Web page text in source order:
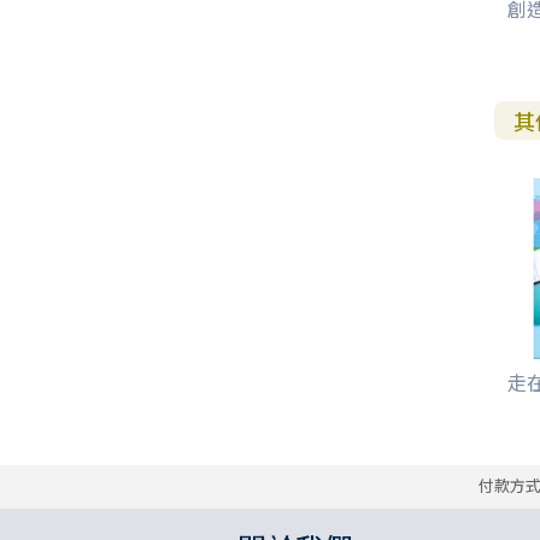
創
走
付款方